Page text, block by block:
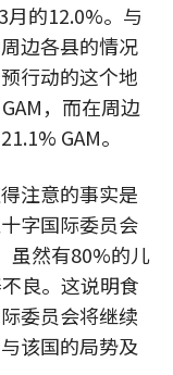
的12.0%。与
边各县的情况
行动的这个地
，而在周边
GAM。
注意的事实是
字国际委员会
虽然有80%的儿
良。这说明食
委员会将继续
该国的局势及